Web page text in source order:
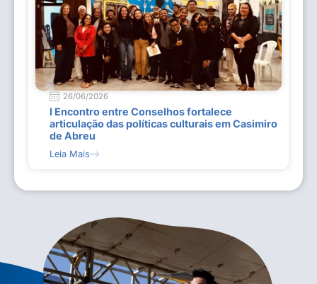
26/06/2026
I Encontro entre Conselhos fortalece
articulação das políticas culturais em Casimiro
de Abreu
Leia Mais